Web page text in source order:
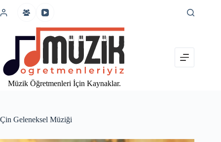
atla
Müzik Öğretmenleri İçin Kaynaklar.
Çin Geleneksel Müziği